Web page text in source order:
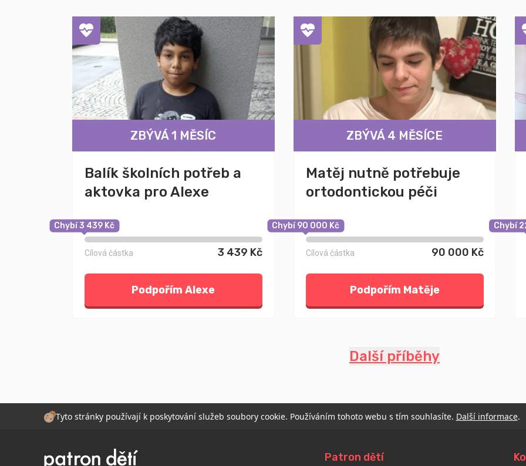
ZBÝVÁ 1 MĚSÍC
Balík školních potřeb a
aktovka pro Alexe
Chybí 3 439 Kč
Cílová částka 3 439 Kč
Podpořím Alexe
ZBÝVÁ 4 MĚSÍCE
Matěj nutně potřebuje
ortodontickou péči
Chybí 90 000 Kč
Cílová částka 90 000 Kč
Podpořím Matěje
Chybí
Další příběhy
Tyto stránky používají k poskytování služeb soubory cookie. Používáním tohoto webu s tím souhlasíte. Další informace.
Patron dětí